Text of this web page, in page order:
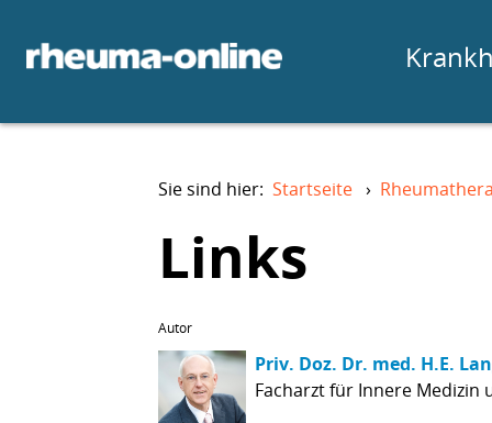
Sie sind hier: Startseite ›
Links
Autor
Priv. Doz. Dr. med. H.E.
Facharzt für Innere Medizin